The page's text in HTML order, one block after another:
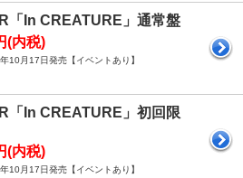
「In CREATURE」通常盤
(内税)
10月17日発売【イベントあり】
「In CREATURE」初回限
(内税)
10月17日発売【イベントあり】